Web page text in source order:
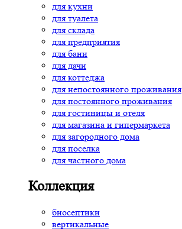
для кухни
для туалета
для склада
для предприятия
для бани
для дачи
для коттеджа
для непостоянного проживания
для постоянного проживания
для гостиницы и отеля
для магазина и гипермаркета
для загородного дома
для поселка
для частного дома
Коллекция
биосептики
вертикальные